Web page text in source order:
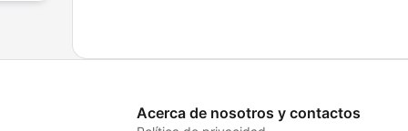
Acerca de nosotros y contactos